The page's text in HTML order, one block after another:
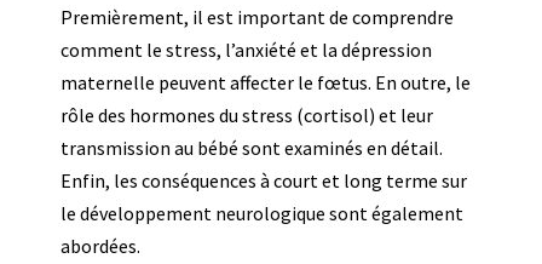
Premièrement, il est important de comprendre
comment le stress, l’anxiété et la dépression
maternelle peuvent affecter le fœtus. En outre, le
rôle des hormones du stress (cortisol) et leur
transmission au bébé sont examinés en détail.
Enfin, les conséquences à court et long terme sur
le développement neurologique sont également
abordées.